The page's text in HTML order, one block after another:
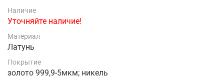
Наличие
Уточняйте наличие!
Материал
Латунь
Покрытие
золото 999,9-5мкм; никель